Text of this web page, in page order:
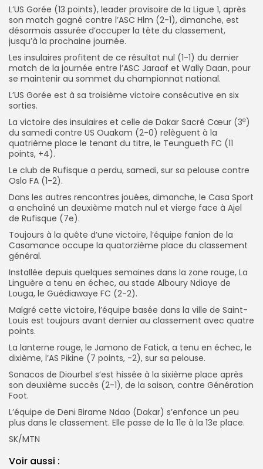
L’US Gorée (13 points), leader provisoire de la Ligue 1, après
son match gagné contre l’ASC Hlm (2-1), dimanche, est
désormais assurée d’occuper la tête du classement,
jusqu’à la prochaine journée.
Les insulaires profitent de ce résultat nul (1-1) du dernier
match de la journée entre l’ASC Jaraaf et Wally Daan, pour
se maintenir au sommet du championnat national.
L’US Gorée est à sa troisième victoire consécutive en six
sorties.
La victoire des insulaires et celle de Dakar Sacré Cœur (3e)
du samedi contre US Ouakam (2-0) relèguent à la
quatrième place le tenant du titre, le Teungueth FC (11
points, +4).
Le club de Rufisque a perdu, samedi, sur sa pelouse contre
Oslo FA (1-2).
Dans les autres rencontres jouées, dimanche, le Casa Sport
a enchaîné un deuxième match nul et vierge face à Ajel
de Rufisque (7e).
Toujours à la quête d’une victoire, l’équipe fanion de la
Casamance occupe la quatorzième place du classement
général.
Installée depuis quelques semaines dans la zone rouge, La
Linguère a tenu en échec, au stade Alboury Ndiaye de
Louga, le Guédiawaye FC (2-2).
Malgré cette victoire, l’équipe basée dans la ville de Saint-
Louis est toujours avant dernier au classement avec quatre
points.
La lanterne rouge, le Jamono de Fatick, a tenu en échec, le
dixième, l’AS Pikine (7 points, -2), sur sa pelouse.
Sonacos de Diourbel s’est hissée à la sixième place après
son deuxième succès (2-1), de la saison, contre Génération
Foot.
L’équipe de Deni Birame Ndao (Dakar) s’enfonce un peu
plus dans le classement. Elle passe de la 11e à la 13e place.
SK/MTN
Voir aussi :